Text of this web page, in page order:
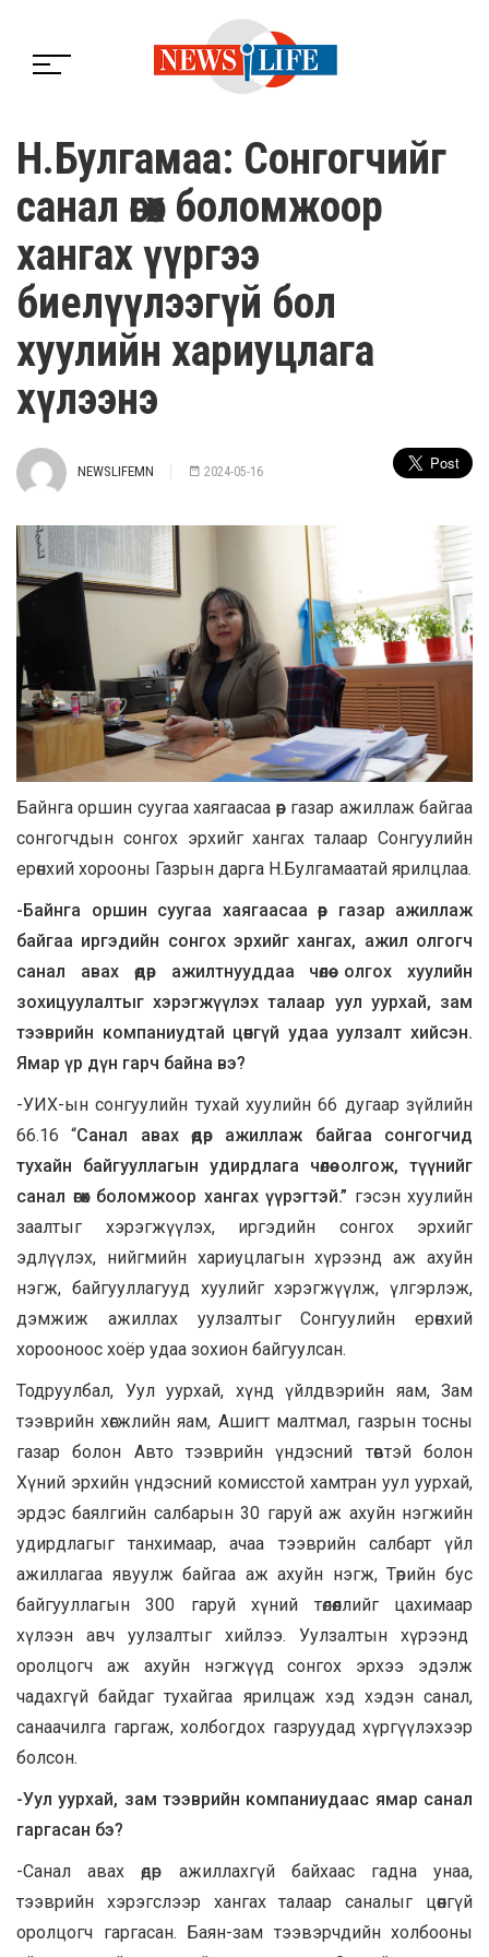
Н.Булгамаа: Сонгогчийг
санал өгөх боломжоор
хангах үүргээ
биелүүлээгүй бол
хуулийн хариуцлага
хүлээнэ
NEWSLIFEMN 2024-05-16
Байнга оршин суугаа хаягаасаа өөр газар ажиллаж байгаа
сонгогчдын сонгох эрхийг хангах талаар Сонгуулийн
ерөнхий хорооны Газрын дарга Н.Булгамаатай ярилцлаа.
-Байнга оршин суугаа хаягаасаа өөр газар ажиллаж
байгаа иргэдийн сонгох эрхийг хангах, ажил олгогч
санал авах өдөр ажилтнууддаа чөлөө олгох хуулийн
зохицуулалтыг хэрэгжүүлэх талаар уул уурхай, зам
тээврийн компаниудтай цөөнгүй удаа уулзалт хийсэн.
Ямар үр дүн гарч байна вэ?
-УИХ-ын сонгуулийн тухай хуулийн 66 дугаар зүйлийн
66.16 “Санал авах өдөр ажиллаж байгаа сонгогчид
тухайн байгууллагын удирдлага чөлөө олгож, түүнийг
санал өгөх боломжоор хангах үүрэгтэй.” гэсэн хуулийн
заалтыг хэрэгжүүлэх, иргэдийн сонгох эрхийг
эдлүүлэх, нийгмийн хариуцлагын хүрээнд аж ахуйн
нэгж, байгууллагууд хуулийг хэрэгжүүлж, үлгэрлэж,
дэмжиж ажиллах уулзалтыг Сонгуулийн ерөнхий
хорооноос хоёр удаа зохион байгуулсан.
Тодруулбал, Уул уурхай, хүнд үйлдвэрийн яам, Зам
тээврийн хөгжлийн яам, Ашигт малтмал, газрын тосны
газар болон Авто тээврийн үндэсний төвтэй болон
Хүний эрхийн үндэсний комисстой хамтран уул уурхай,
эрдэс баялгийн салбарын 30 гаруй аж ахуйн нэгжийн
удирдлагыг танхимаар, ачаа тээврийн салбарт үйл
ажиллагаа явуулж байгаа аж ахуйн нэгж, Төрийн бус
байгууллагын 300 гаруй хүний төлөөллийг цахимаар
хүлээн авч уулзалтыг хийлээ. Уулзалтын хүрээнд
оролцогч аж ахуйн нэгжүүд сонгох эрхээ эдэлж
чадахгүй байдаг тухайгаа ярилцаж хэд хэдэн санал,
санаачилга гаргаж, холбогдох газруудад хүргүүлэхээр
болсон.
-Уул уурхай, зам тээврийн компаниудаас ямар санал
гаргасан бэ?
-Санал авах өдөр ажиллахгүй байхаас гадна унаа,
тээврийн хэрэгслээр хангах талаар саналыг цөөнгүй
оролцогч гаргасан. Баян-зам тээвэрчдийн холбооны